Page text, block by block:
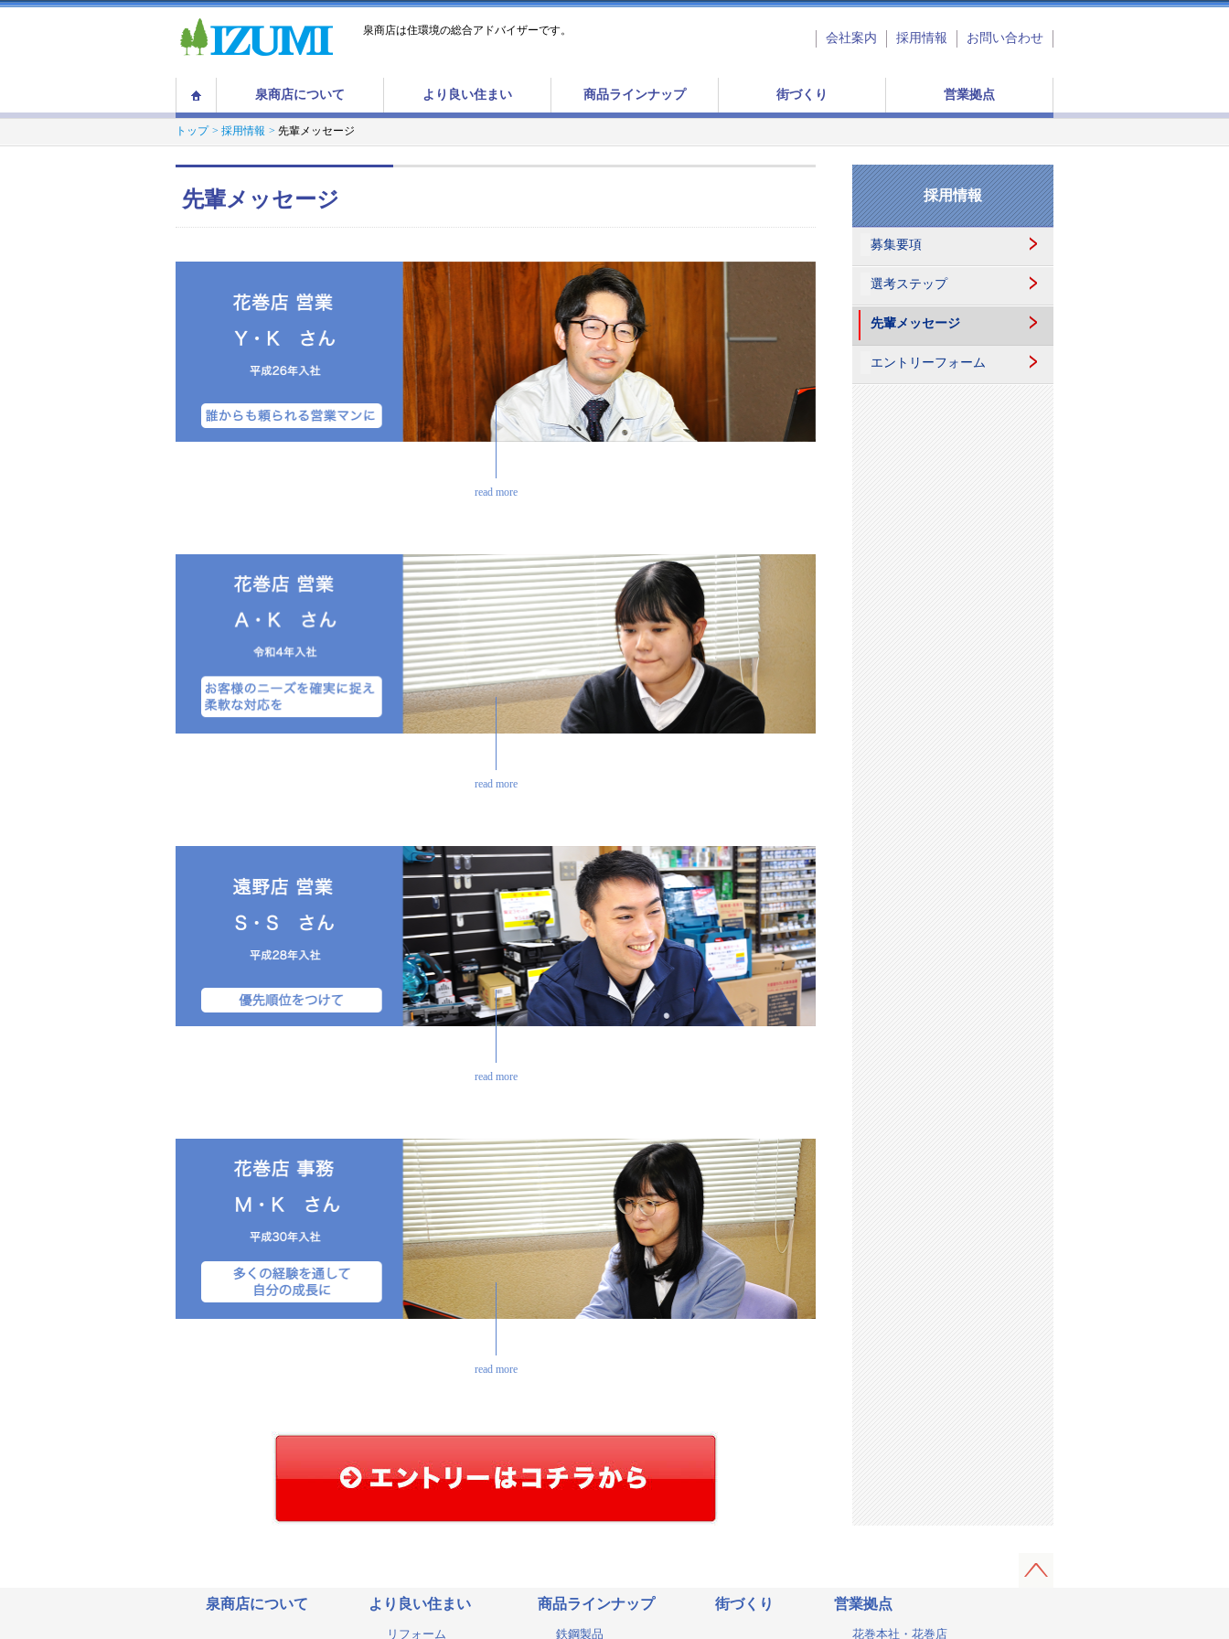
泉商店は住環境の総合アドバイザーです。
お問い合わせ
採用情報
会社案内
泉商店について より良い住まい 商品ラインナップ 街づくり 営業拠点
トップ 採用情報 先輩メッセージ
先輩メッセージ
read more
read more
read more
read more
採用情報
募集要項
選考ステップ
先輩メッセージ
エントリーフォーム
泉商店について より良い住まい
リフォーム
商品ラインナップ
鉄鋼製品
街づくり 営業拠点
花巻本社・花巻店